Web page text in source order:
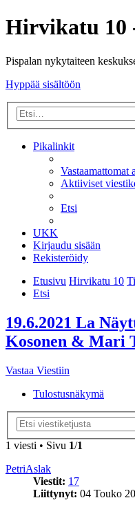
Hirvikatu 10
Pispalan nykytaiteen
Hyppää sisältöön
Pikalinkit
Vastaamattomat
Aktiiviset
Etsi
UKK
Kirjaudu sisään
Rekisteröidy
Etusivu Hirvikatu 10
Etsi
19.6.2021 La
Kosonen & Mari
Vastaa Viestiin
Tulostusnäkymä
1 viesti • Sivu 1/1
PetriAslak
Viestit: 17
Liittynyt: 04 Touko